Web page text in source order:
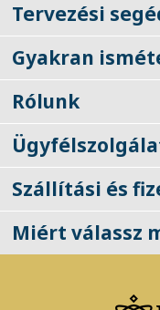
Tervezési
Gyakran
Rólunk
Szállítási és
Miért válassz